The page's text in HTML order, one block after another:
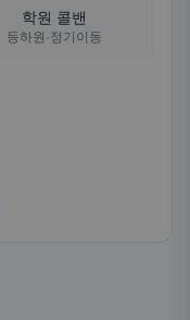
학원 콜밴
등하원·정기이동